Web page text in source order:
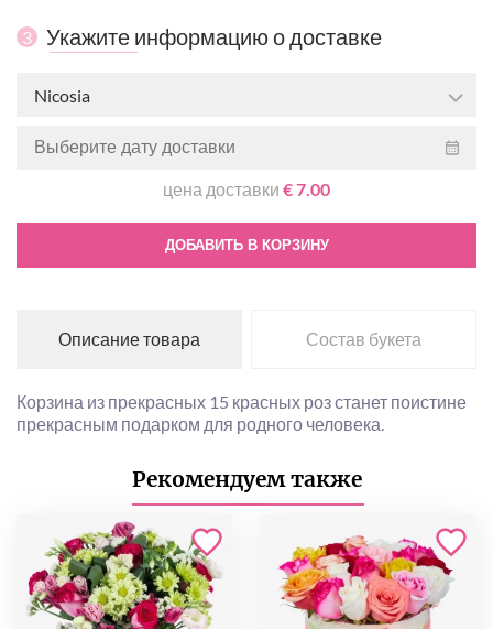
3 Укажите информацию о доставке
Nicosia
цена доставки € 7.00
ДОБАВИТЬ В КОРЗИНУ
Описание товара Состав букета
Корзина из прекрасных 15 красных роз станет поистине
прекрасным подарком для родного человека.
Рекомендуем также